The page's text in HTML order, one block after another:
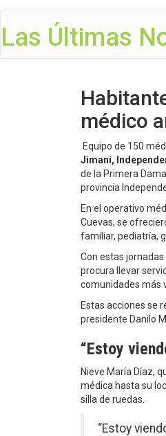
Las Últimas
médico
Equipo de 150
Jimaní,
de la Primera
provincia
En el operativo
Cuevas, se
familiar, pediatría,
Con estas
procura llevar
comunidades más
Estas acciones se
presidente Danilo
“Estoy
Nieve María Díaz,
médica hasta su
silla de ruedas.
“Estoy